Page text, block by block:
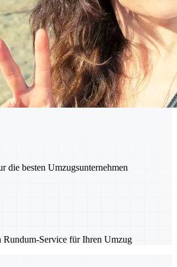
die besten Umzugsunternehmen
Rundum-Service für Ihren Umzug